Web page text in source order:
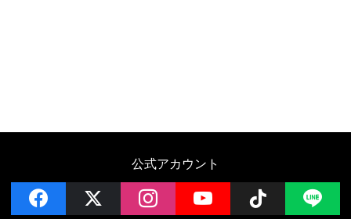
公式アカウント
facebook instagramYouTube Follow